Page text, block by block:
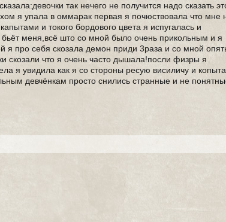
так нечего не получится надо сказать
я упала в оммарак первая я почюствовала что мне
и токого бордового цвета я испугалась и
меня,всё што со мной было очень прикольным и я
я про себя скозала демон приди 3раза и со мной
скозали что я очень часто дышала!посли физры я
я увидила как я со стороны ресую висиличу и копыта
девчёнкам просто снились странные и не